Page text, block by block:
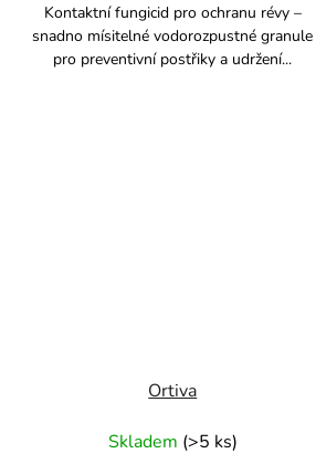
Kontaktní fungicid pro ochranu révy –
snadno mísitelné vodorozpustné granule
pro preventivní postřiky a udržení...
Ortiva
Skladem (>5 ks)